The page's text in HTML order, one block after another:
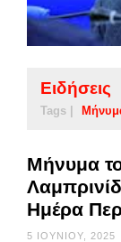
Ειδήσεις
Tags |
Μήνυμα
Ημέρα
5 ΙΟΥΝΊΟΥ, 2025